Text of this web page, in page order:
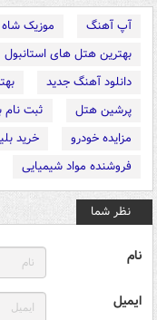
آپ آهنگ موزیک شاه
بهترین هتل های استانبول
دانلود آهنگ جدید
پرشین هتل
ثبت نام
مزایده خودرو
خرید
فروشنده مواد شیمیایی
نظر شما
نام
ایمیل